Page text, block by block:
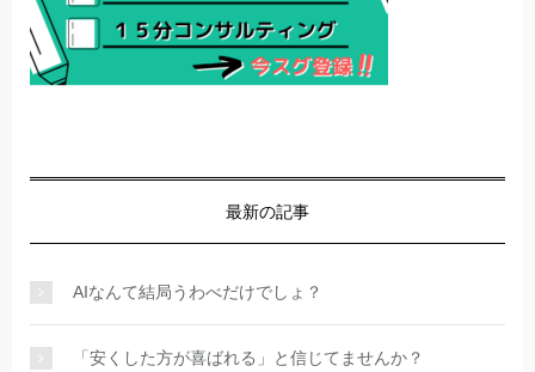
最新の記事
AIなんて結局うわべだけでしょ？
「安くした方が喜ばれる」と信じてませんか？